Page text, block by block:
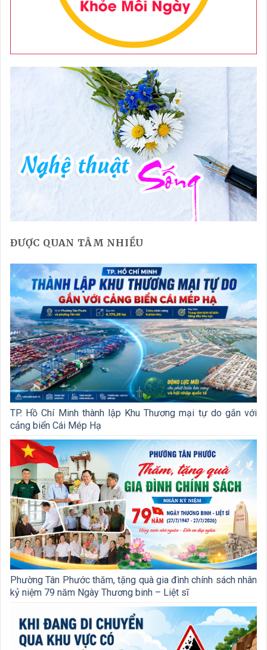
ĐƯỢC QUAN TÂM NHIỀU
TP. Hồ Chí Minh thành lập Khu Thương mại tự do gắn với
cảng biển Cái Mép Hạ
Phường Tân Phước thăm, tặng quà gia đình chính sách nhân
kỷ niệm 79 năm Ngày Thương binh – Liệt sĩ